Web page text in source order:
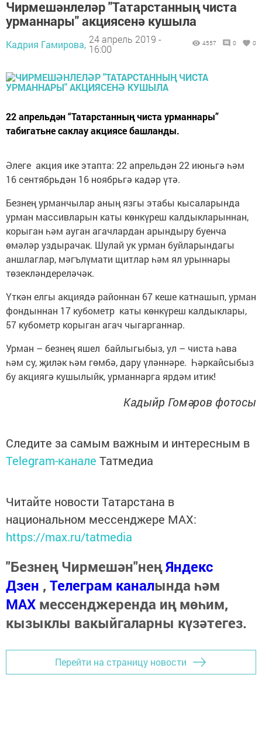
Чирмешәнлеләр "Татарстанның чиста
урманнары" акциясенә кушыла
Кадрия Гамирова, 24 апрель 2019 -
16:00
4557 0 0
22 апрельдән “Татарстанның чиста урманнары”
табигатьне саклау акциясе башланды.
Әлеге акция ике этапта: 22 апрельдән 22 июньгә һәм
16 сентябрьдән 16 ноябрьгә кадәр үтә.
Безнең урманчылар аның язгы этабы кысаларында
урман массивларын каты көнкүреш калдыкларыннан,
корыган һәм ауган агачлардан арындыру буенча
өмәләр уздырачак. Шулай ук урман буйларындагы
аншлаглар, мәгълүмати щитлар һәм ял урыннары
төзекләндереләчәк.
Үткән елгы акциядә районнан 67 кеше катнашып, урман
фондыннан 17 кубометр каты көнкүреш калдыклары,
57 кубометр корыган агач чыгарганнар.
Урман – безнең яшел байлыгыбыз, ул – чиста һава
һәм су, җиләк һәм гөмбә, дару үләннәре. Һәркайсыбыз
бу акциягә кушылыйк, урманнарга ярдәм итик!
Кадыйр Гомәров фотосы
Следите за самым важным и интересным в
Telegram-канале Татмедиа
Читайте новости Татарстана в
национальном мессенджере MАХ:
https://max.ru/tatmedia
"Безнең Чирмешән"неңЯндекс
Дзен , Телеграм каналында һәм
МАХ мессенджеренда иң мөһим,
кызыклы вакыйгаларны күзәтегез.
Перейти на страницу новости